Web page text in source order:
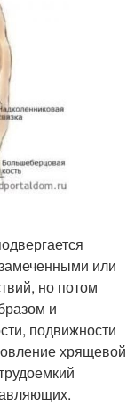
или
но потом
и
подвижности
хрящевой